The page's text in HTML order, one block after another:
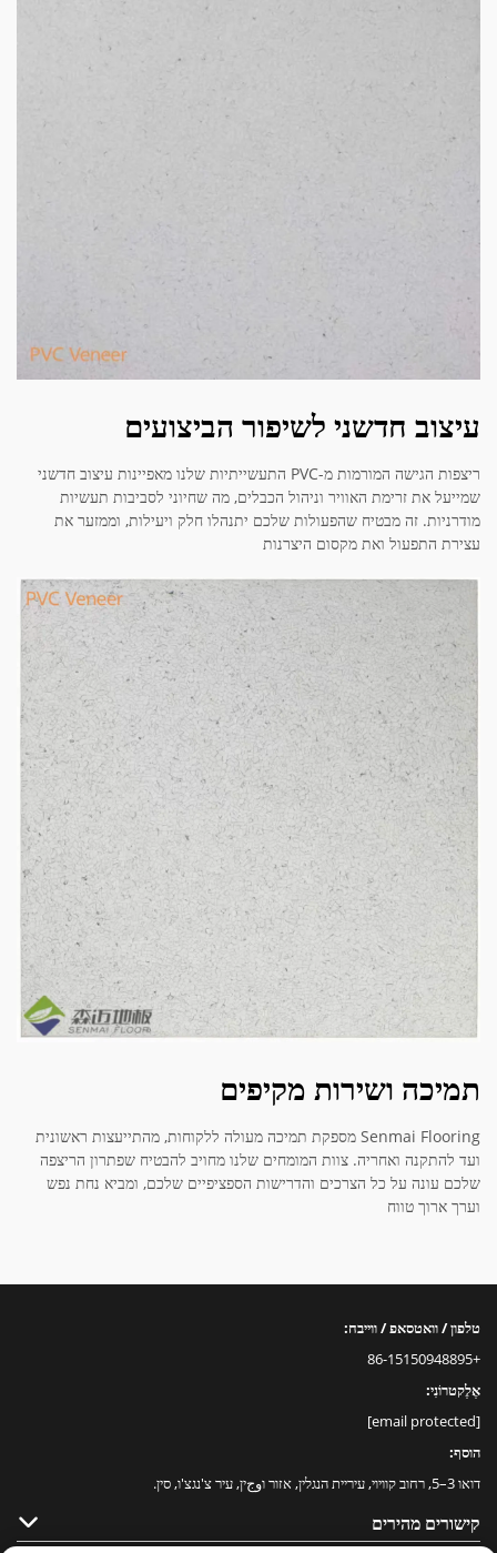
עיצוב חדשני לשיפור הביצועים
ריצפות הגישה המורמות מ-PVC התעשייתיות שלנו מאפיינות עיצוב חדשני
שמייעל את זרימת האוויר וניהול הכבלים, מה שחיוני לסביבות תעשיות
מודרניות. זה מבטיח שהפעולות שלכם יתנהלו חלק ויעילות, וממזער את
עצירת התפעול ואת מקסום היצרנות
תמיכה ושירות מקיפים
Senmai Flooring מספקת תמיכה מעולה ללקוחות, מהתייעצות ראשונית
ועד להתקנה ואחריה. צוות המומחים שלנו מחויב להבטיח שפתרון הריצפה
שלכם עונה על כל הצרכים והדרישות הספציפיים שלכם, ומביא נחת נפש
וערך ארוך טווח
טלפון / וואטסאפ / ווייבח:
+86-15150948895
אֶלֶקטרוֹנִי:
[email protected]
הוסף:
דואו 3–5, רחוב קוויוי, עיריית הנגלין, אזור וوجין, עיר צ'נגצ'ו, סין.
קישורים מהירים